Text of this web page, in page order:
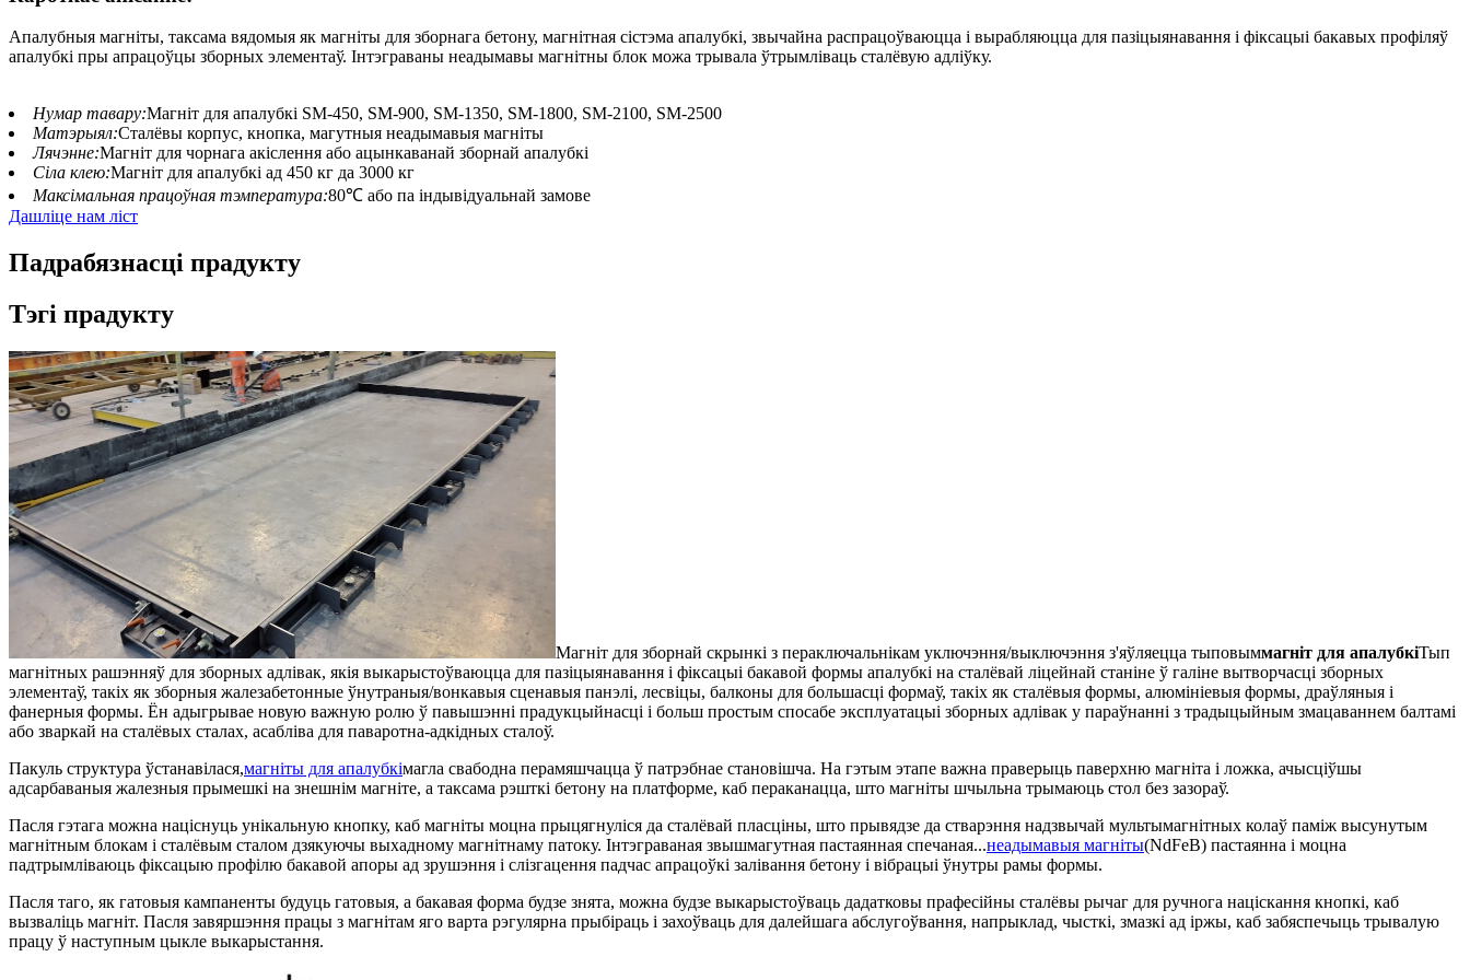
Апалубныя магніты, таксама вядомыя як магніты для зборнага бетону, магнітная сістэма апалубкі, звычайна распрацоўваюцца і вырабляюцца для пазіцыянавання і фіксацыі бакавых профіляў
апалубкі пры апрацоўцы зборных элементаў. Інтэграваны неадымавы магнітны блок можа трывала ўтрымліваць сталёвую адліўку.
Нумар тавару:Магніт для апалубкі SM-450, SM-900, SM-1350, SM-1800, SM-2100, SM-2500
Матэрыял:Сталёвы корпус, кнопка, магутныя неадымавыя магніты
Лячэнне:Магніт для чорнага акіслення або ацынкаванай зборнай апалубкі
Сіла клею:Магніт для апалубкі ад 450 кг да 3000 кг
Максімальная працоўная тэмпература:80℃ або па індывідуальнай замове
Дашліце нам ліст
Падрабязнасці прадукту
Тэгі прадукту
Магніт для зборнай скрынкі з пераключальнікам уключэння/выключэння з'яўляецца тыповыммагніт для апалубкіТып
магнітных рашэнняў для зборных адлівак, якія выкарыстоўваюцца для пазіцыянавання і фіксацыі бакавой формы апалубкі на сталёвай ліцейнай станіне ў галіне вытворчасці зборных
элементаў, такіх як зборныя жалезабетонные ўнутраныя/вонкавыя сценавыя панэлі, лесвіцы, балконы для большасці формаў, такіх як сталёвыя формы, алюмініевыя формы, драўляныя і
фанерныя формы. Ён адыгрывае новую важную ролю ў павышэнні прадукцыйнасці і больш простым спосабе эксплуатацыі зборных адлівак у параўнанні з традыцыйным змацаваннем балтамі
або зваркай на сталёвых сталах, асабліва для паваротна-адкідных сталоў.
Пакуль структура ўстанавілася,магніты для апалубкімагла свабодна перамяшчацца ў патрэбнае становішча. На гэтым этапе важна праверыць паверхню магніта і ложка, ачысціўшы
адсарбаваныя жалезныя прымешкі на знешнім магніте, а таксама рэшткі бетону на платформе, каб пераканацца, што магніты шчыльна трымаюць стол без зазораў.
Пасля гэтага можна націснуць унікальную кнопку, каб магніты моцна прыцягнуліся да сталёвай пласціны, што прывядзе да стварэння надзвычай мультымагнітных колаў паміж высунутым
магнітным блокам і сталёвым сталом дзякуючы выхадному магнітнаму патоку. Інтэграваная звышмагутная пастаянная спечаная...неадымавыя магніты(NdFeB) пастаянна і моцна
падтрымліваюць фіксацыю профілю бакавой апоры ад зрушэння і слізгацення падчас апрацоўкі залівання бетону і вібрацыі ўнутры рамы формы.
Пасля таго, як гатовыя кампаненты будуць гатовыя, а бакавая форма будзе знята, можна будзе выкарыстоўваць дадатковы прафесійны сталёвы рычаг для ручнога націскання кнопкі, каб
вызваліць магніт. Пасля завяршэння працы з магнітам яго варта рэгулярна прыбіраць і захоўваць для далейшага абслугоўвання, напрыклад, чысткі, змазкі ад іржы, каб забяспечыць трывалую
працу ў наступным цыкле выкарыстання.